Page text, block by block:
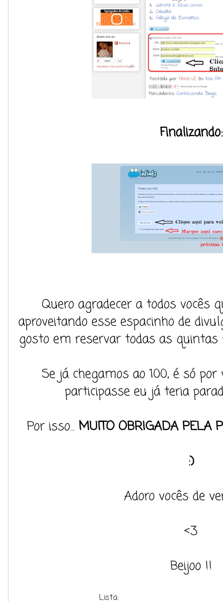
Finalizando:
Quero agradecer a todos vocês
aproveitando esse espacinho de
gosto em reservar todas as quintas
Se já chegamos ao 100, é só
participasse eu já teria
Por isso... MUITO OBRIGADA PELA
:)
Adoro vocês de
<3
Beijoo !!
Lista: